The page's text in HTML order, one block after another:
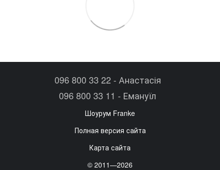
096 800 33 22 - Анастасія
096 800 33 11 - Емануїл
Шоурум Franke
Полная версия сайта
Карта сайта
© 2011—2026